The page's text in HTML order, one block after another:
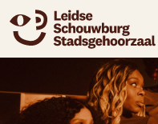
naar agenda